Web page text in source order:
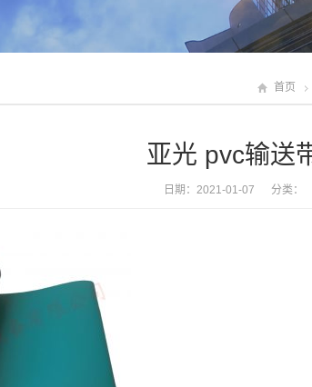
首页
亚光 pvc输送
日期：2021-01-07 分类：